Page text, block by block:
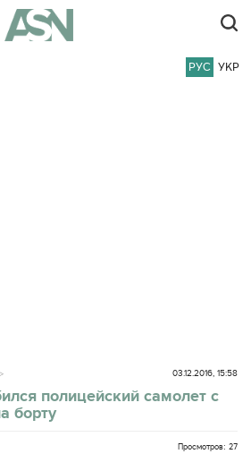
РУС УКР
03.12.2016, 15:58
полицейский самолет с
борту
Просмотров: 27